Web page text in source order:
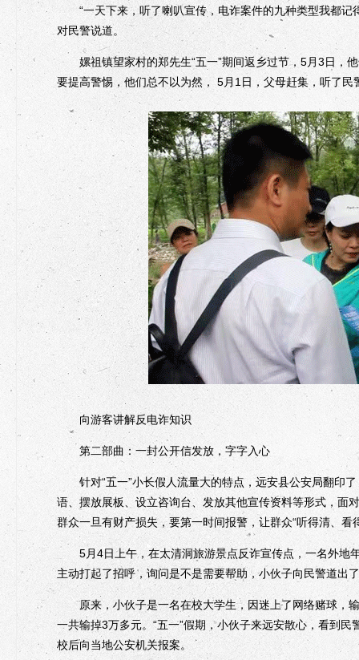
“一天下来，听了喇叭宣传，电诈案件的九种类型我都记
对民警说道。
嫘祖镇望家村的郑先生“五一”期间返乡过节，5月3日，他
要提高警惕，他们总不以为然， 5月1日，父母赶集，听了
向游客讲解反电诈知识
第二部曲：一封公开信发放，字字入心
针对“五一”小长假人流量大的特点，远安县公安局翻印
语、摆放展板、设立咨询台、发放其他宣传资料等形式，面
群众一旦有财产损失，要第一时间报警，让群众“听得清、看
5月4日上午，在太清洞旅游景点反诈宣传点，一名外地
主动打起了招呼，询问是不是需要帮助，小伙子向民警道出
原来，小伙子是一名在校大学生，因迷上了网络赌球，
一共输掉3万多元。“五一”假期，小伙子来远安散心，看到
校后向当地公安机关报案。